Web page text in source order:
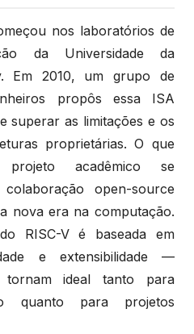
nos laboratórios de
da Universidade da
Em 2010, um grupo de
propôs essa ISA
superar as limitações e os
proprietárias. O que
acadêmico se
open-source
nova era na computação.
RISC-V é baseada em
e extensibilidade —
ideal tanto para
quanto para projetos